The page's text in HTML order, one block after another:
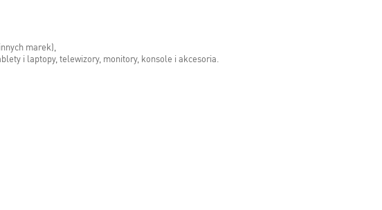
marek),
i laptopy, telewizory, monitory, konsole i akcesoria.